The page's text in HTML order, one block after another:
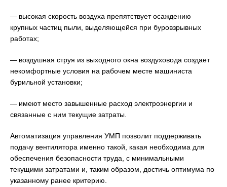
— высокая скорость воздуха препятствует осаждению
крупных частиц пыли, выделяющейся при буровзрывных
работах;
— воздушная струя из выходного окна воздуховода создает
некомфортные условия на рабочем месте машиниста
бурильной установки;
— имеют место завышенные расход электроэнергии и
связанные с ним текущие затраты.
Автоматизация управления УМП позволит поддерживать
подачу вентилятора именно такой, какая необходима для
обеспечения безопасности труда, с минимальными
текущими затратами и, таким образом, достичь оптимума по
указанному ранее критерию.